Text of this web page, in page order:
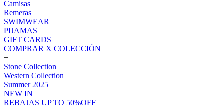
Camisas
Remeras
SWIMWEAR
PIJAMAS
GIFT CARDS
COMPRAR X COLECCIÓN
+
Stone Collection
Western Collection
Summer 2025
NEW IN
REBAJAS UP TO 50%OFF